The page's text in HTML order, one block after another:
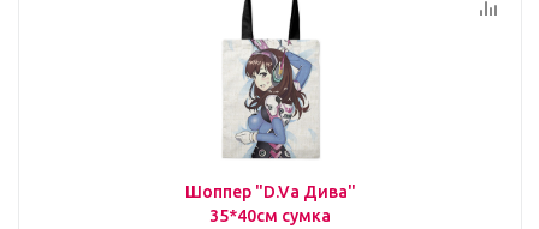
Шоппер "D.Va Дива"
35*40см сумка